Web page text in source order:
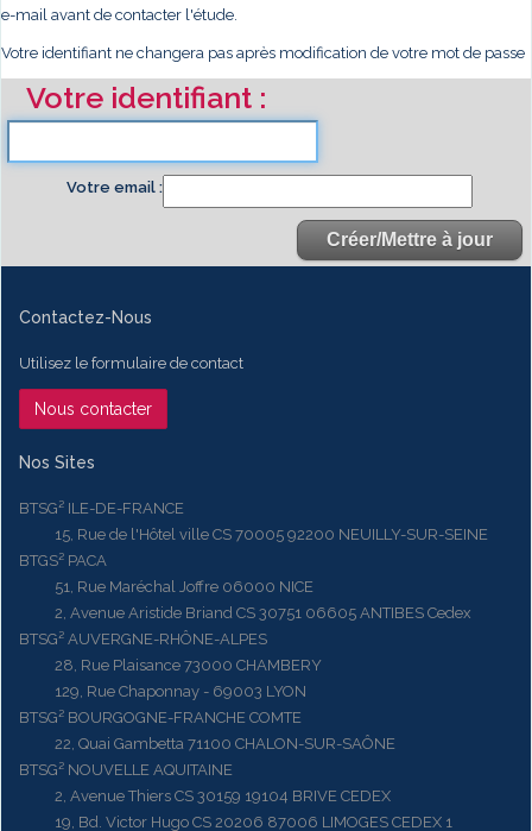
e-mail avant de contacter l'étude.
Votre identifiant ne changera pas après modification de votre mot de passe
Votre identifiant
Votre email
Contactez-Nous
Utilisez le formulaire de contact
Nous contacter
Nos Sites
BTSG² ILE-DE-FRANCE
15, Rue de l'Hôtel ville CS 70005 92200 NEUILLY-SUR-SEINE
BTGS² PACA
51, Rue Maréchal Joffre 06000 NICE
2, Avenue Aristide Briand CS 30751 06605 ANTIBES Cedex
BTSG² AUVERGNE-RHÔNE-ALPES
28, Rue Plaisance 73000 CHAMBERY
129, Rue Chaponnay - 69003 LYON
BTSG² BOURGOGNE-FRANCHE COMTE
22, Quai Gambetta 71100 CHALON-SUR-SAÔNE
BTSG² NOUVELLE AQUITAINE
2, Avenue Thiers CS 30159 19104 BRIVE CEDEX
19, Bd. Victor Hugo CS 20206 87006 LIMOGES CEDEX 1